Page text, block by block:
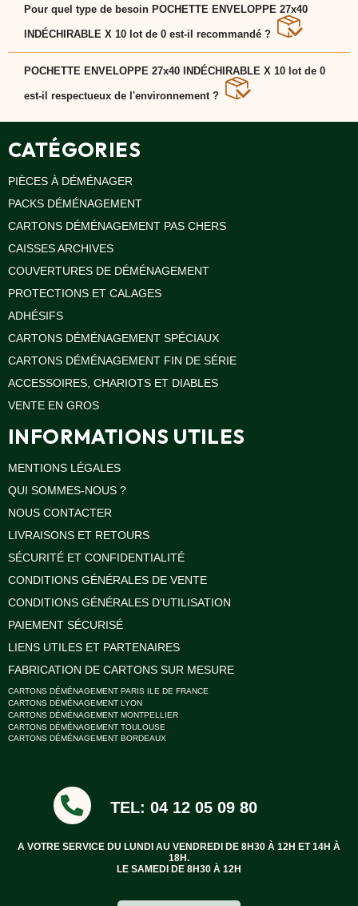
SALON
SALLE
DE
BAIN
BUREAU
GARAGE
CONTACT
lot de 0 se distingue par sa solidité, son aspect
écologique et sa praticité pour emballer et transporter
vos biens.
Pour quel type de besoin POCHETTE ENVELOPPE 27x40
INDÉCHIRABLE X 10 lot de 0 est-il recommandé ?
lot de 0 convient aussi bien aux particuliers qu'aux
professionnels cherchant une solution efficace pour
sécuriser leurs objets.
POCHETTE ENVELOPPE 27x40 INDÉCHIRABLE X 10 lot de 0
est-il respectueux de l'environnement ?
Oui, POCHETTE ENVELOPPE 27x40 INDÉCHIRABLE
et recyclables, contribuant à un déménagement plus
écologique.
CATÉGORIES
PIÈCES À DÉMÉNAGER
PACKS DÉMÉNAGEMENT
CARTONS DÉMÉNAGEMENT PAS CHERS
CAISSES ARCHIVES
COUVERTURES DE DÉMÉNAGEMENT
PROTECTIONS ET CALAGES
ADHÉSIFS
CARTONS DÉMÉNAGEMENT SPÉCIAUX
CARTONS DÉMÉNAGEMENT FIN DE SÉRIE
ACCESSOIRES, CHARIOTS ET DIABLES
VENTE EN GROS
INFORMATIONS UTILES
MENTIONS LÉGALES
QUI SOMMES-NOUS ?
NOUS CONTACTER
LIVRAISONS ET RETOURS
SÉCURITÉ ET CONFIDENTIALITÉ
CONDITIONS GÉNÉRALES DE VENTE
CONDITIONS GÉNÉRALES D'UTILISATION
PAIEMENT SÉCURISÉ
LIENS UTILES ET PARTENAIRES
FABRICATION DE CARTONS SUR MESURE
CARTONS DÉMÉNAGEMENT PARIS ILE DE FRANCE
CARTONS DÉMÉNAGEMENT LYON
CARTONS DÉMÉNAGEMENT MONTPELLIER
CARTONS DÉMÉNAGEMENT TOULOUSE
CARTONS DÉMÉNAGEMENT BORDEAUX
TEL: 04 12 05 09 80
A VOTRE SERVICE DU LUNDI AU VENDREDI DE 8H30 À 12H ET 14H À
18H.
LE SAMEDI DE 8H30 À 12H